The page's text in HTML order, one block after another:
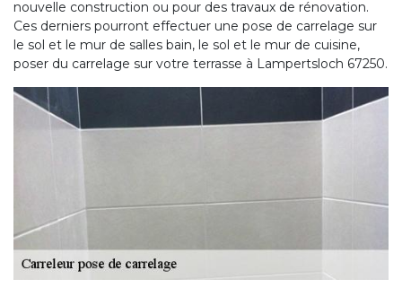
nouvelle construction ou pour des travaux de rénovation.
Ces derniers pourront effectuer une pose de carrelage sur
le sol et le mur de salles bain, le sol et le mur de cuisine,
poser du carrelage sur votre terrasse à Lampertsloch 67250.